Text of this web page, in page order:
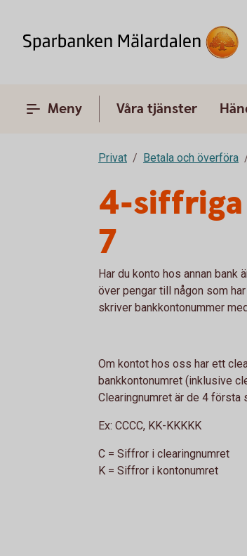
Meny Våra tjänster
Privat Betala och överföra
4-
7
Har du konto hos annan bank
över pengar till någon som
skriver bankkontonummer
Om kontot hos oss har ett
bankkontonumret (inklusive
Clearingnumret är de 4 första
Ex: CCCC, KK-KKKKK
C = Siffror i clearingnumret
K = Siffror i kontonumret